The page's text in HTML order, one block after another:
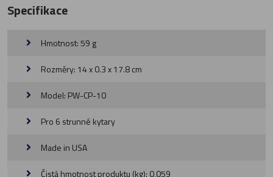
Specifikace
Hmotnost: 59 g
Rozměry: 14 x 0.3 x 17.8 cm
Model: PW-CP-10
Pro 6 strunné kytary
Made in USA
Čistá hmotnost produktu (kg): 0,059